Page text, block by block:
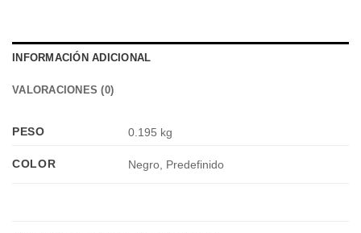
INFORMACIÓN ADICIONAL
VALORACIONES (0)
PESO 0.195 kg
COLOR Negro, Predefinido